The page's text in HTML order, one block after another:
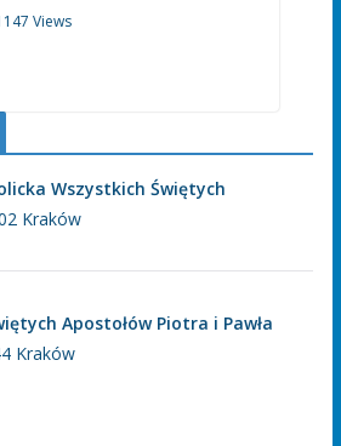
Views
Wszystkich Świętych
Kraków
Apostołów Piotra i Pawła
Kraków